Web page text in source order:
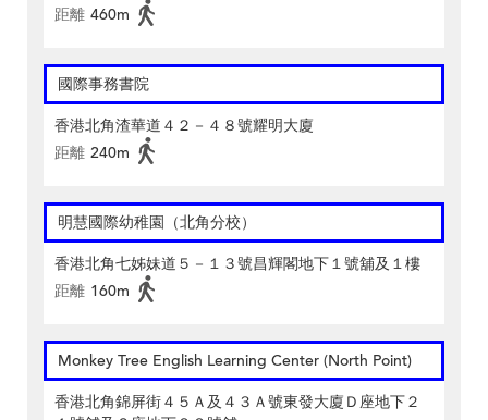
距離 460m
國際事務書院
香港北角渣華道４２－４８號耀明大廈
距離 240m
明慧國際幼稚園（北角分校）
香港北角七姊妹道５－１３號昌輝閣地下１號舖及１樓
距離 160m
Monkey Tree English Learning Center (North Point)
香港北角錦屏街４５Ａ及４３Ａ號東發大廈Ｄ座地下２